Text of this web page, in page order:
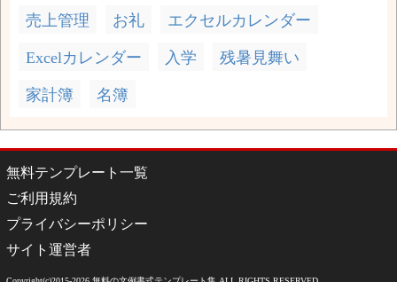
売上管理 お礼 エクセルカレンダー
Excelカレンダー 入学 残暑見舞い
家計簿 名簿
無料テンプレート一覧
ご利用規約
プライバシーポリシー
サイト運営者